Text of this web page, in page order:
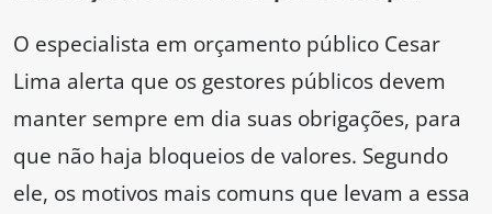
O especialista em orçamento público Cesar
Lima alerta que os gestores públicos devem
manter sempre em dia suas obrigações, para
que não haja bloqueios de valores. Segundo
ele, os motivos mais comuns que levam a essa